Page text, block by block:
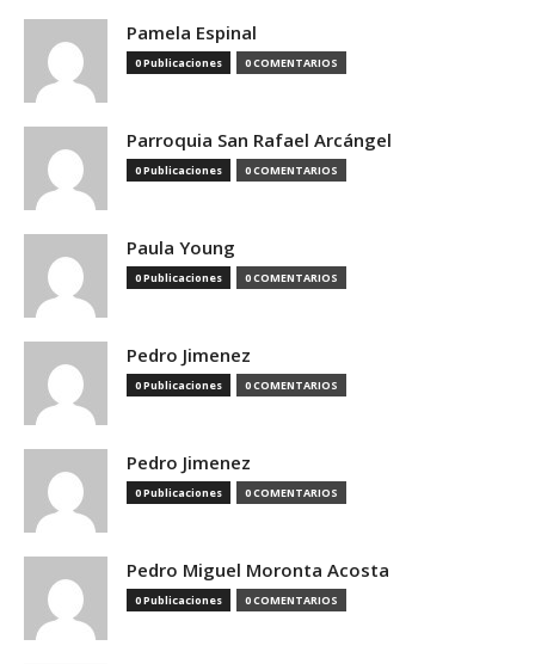
Pamela Espinal
0 Publicaciones 0 COMENTARIOS
Parroquia San Rafael Arcángel
0 Publicaciones 0 COMENTARIOS
Paula Young
0 Publicaciones 0 COMENTARIOS
Pedro Jimenez
0 Publicaciones 0 COMENTARIOS
Pedro Jimenez
0 Publicaciones 0 COMENTARIOS
Pedro Miguel Moronta Acosta
0 Publicaciones 0 COMENTARIOS